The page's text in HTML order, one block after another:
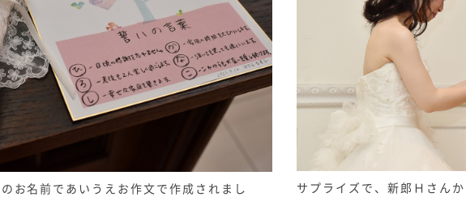
お名前であいうえお作文で作成されまし
サプライズで、新郎Ｈさん